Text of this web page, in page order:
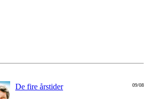
09/08
De fire årstider